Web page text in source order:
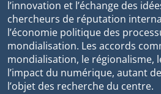
l’innovation et l’échange des
chercheurs de réputation
l’économie politique des
mondialisation. Les accords
mondialisation, le régionalisme,
l’impact du numérique, autant
l’objet des recherche du centre.